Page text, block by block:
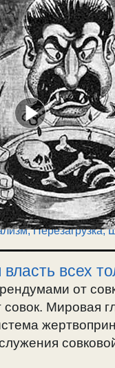
Перезагрузка,
всех
от
Мировая